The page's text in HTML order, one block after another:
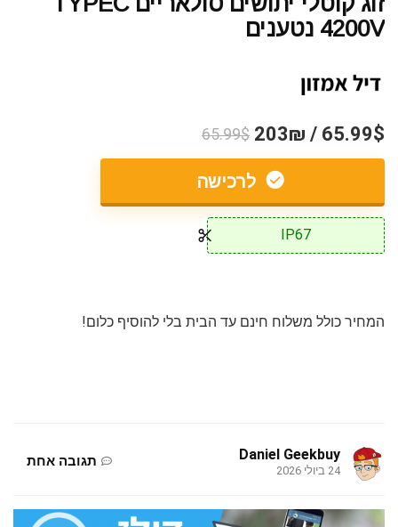
4200V נטענים
65.99$ / 203₪
65.99$
לרכישה
IP67
המחיר כולל משלוח חינם עד הבית בלי להוסיף כלום!
Daniel Geekbuy
24 ביולי 2026
תגובה אחת